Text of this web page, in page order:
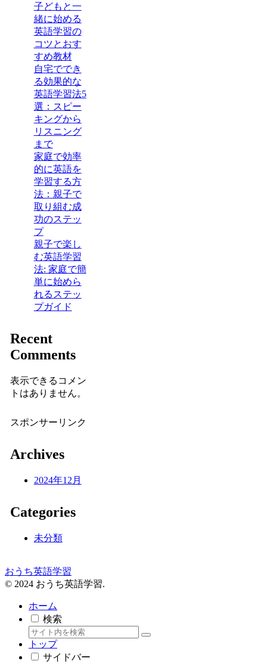
子どもと一
緒に始める
英語学習の
コツとおす
すめ教材
自宅ででき
る効果的な
英語学習法5
選：スピー
キングから
リスニング
まで
家庭で効率
的に英語を
学習する方
法：親子で
取り組む成
功のステッ
プ
親子で楽し
む英語学習
法: 家庭で簡
単に始めら
れるステッ
プガイド
Recent
Comments
表示できるコメン
トはありません。
スポンサーリンク
Archives
2024年12月
Categories
未分類
おうち英語学習
© 2024 おうち英語学習.
ホーム
検索
トップ
サイドバー